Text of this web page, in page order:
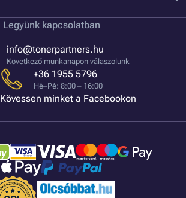
Legyünk kapcsolatban
info@tonerpartners.hu
Következő munkanapon válaszolunk
+36 1955 5796
Hé–Pé: 8:00 – 16:00
Kövessen minket a Facebookon